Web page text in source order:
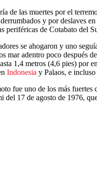
de las muertes por el
y por deslaves
periféricas de Cotabato del
se ahogaron y uno
mar adentro poco después
1,4 metros (4,6 pies) por
Indonesia y Palaos, e
fue uno de los más fuertes
del 17 de agosto de 1976,